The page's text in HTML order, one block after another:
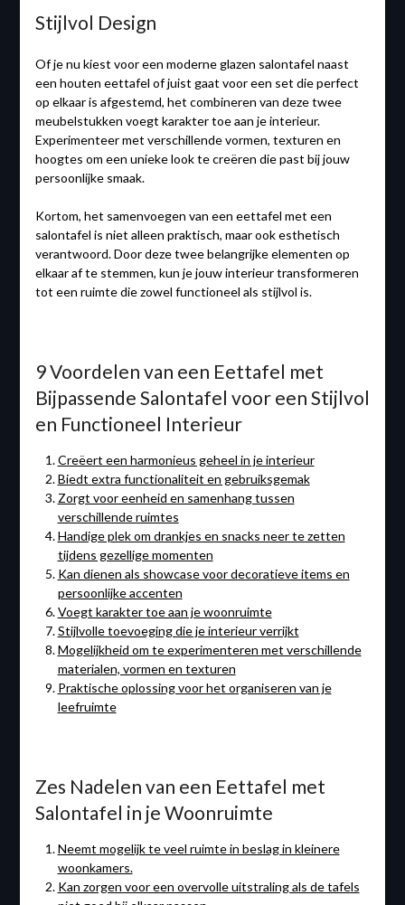
Stijlvol Design
Of je nu kiest voor een moderne glazen salontafel naast
een houten eettafel of juist gaat voor een set die perfect
op elkaar is afgestemd, het combineren van deze twee
meubelstukken voegt karakter toe aan je interieur.
Experimenteer met verschillende vormen, texturen en
hoogtes om een unieke look te creëren die past bij jouw
persoonlijke smaak.
Kortom, het samenvoegen van een eettafel met een
salontafel is niet alleen praktisch, maar ook esthetisch
verantwoord. Door deze twee belangrijke elementen op
elkaar af te stemmen, kun je jouw interieur transformeren
tot een ruimte die zowel functioneel als stijlvol is.
9 Voordelen van een Eettafel met
Bijpassende Salontafel voor een Stijlvol
en Functioneel Interieur
Creëert een harmonieus geheel in je interieur
Biedt extra functionaliteit en gebruiksgemak
Zorgt voor eenheid en samenhang tussen
verschillende ruimtes
Handige plek om drankjes en snacks neer te zetten
tijdens gezellige momenten
Kan dienen als showcase voor decoratieve items en
persoonlijke accenten
Voegt karakter toe aan je woonruimte
Stijlvolle toevoeging die je interieur verrijkt
Mogelijkheid om te experimenteren met verschillende
materialen, vormen en texturen
Praktische oplossing voor het organiseren van je
leefruimte
Zes Nadelen van een Eettafel met
Salontafel in je Woonruimte
Neemt mogelijk te veel ruimte in beslag in kleinere
woonkamers.
Kan zorgen voor een overvolle uitstraling als de tafels